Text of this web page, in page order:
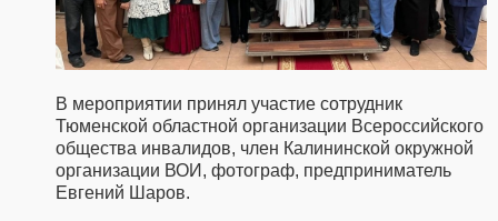
В мероприятии принял участие сотрудник
Тюменской областной организации Всероссийского
общества инвалидов, член Калининской окружной
организации ВОИ, фотограф, предприниматель
Евгений Шаров.